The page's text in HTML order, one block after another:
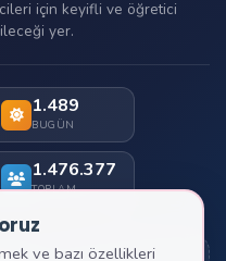
için keyifli ve öğretici
yer.
1.489
BUGÜN
1.476.377
TOPLAM
ve bazı özellikleri